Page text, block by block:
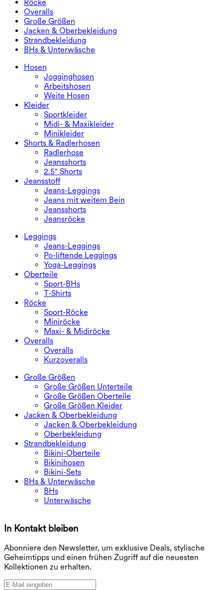
Jeansshorts
Jeansröcke
Po-liftende Leggings
Yoga-Leggings
Sport-BHs
T-Shirts
Röcke
Röcke
Sport-Röcke
Miniröcke
Maxi- & Midiröcke
Overalls
Overalls
Overalls
Kurzoveralls
Große Größen
Große Größen
Große Größen Unterteile
Große Größen Oberteile
Große Größen Kleider
Jacken & Oberbekleidung
Jacken & Oberbekleidung
Jacken & Oberbekleidung
Oberbekleidung
Strandbekleidung
Strandbekleidung
Bikini-Oberteile
Bikinihosen
Bikini-Sets
BHs & Unterwäsche
BHs & Unterwäsche
BHs
Unterwäsche
Hosen
Jogginghosen
Arbeitshosen
Weite Hosen
Kleider
Sportkleider
Midi- & Maxikleider
Minikleider
Shorts & Radlerhosen
Radlerhose
Jeansshorts
2.5" Shorts
Jeansstoff
Jeans-Leggings
Jeans mit weitem Bein
Jeansshorts
Jeansröcke
Leggings
Jeans-Leggings
Po-liftende Leggings
Yoga-Leggings
Oberteile
Sport-BHs
T-Shirts
Röcke
Sport-Röcke
Miniröcke
Maxi- & Midiröcke
Overalls
Overalls
Kurzoveralls
Große Größen
Große Größen Unterteile
Große Größen Oberteile
Große Größen Kleider
Jacken & Oberbekleidung
Jacken & Oberbekleidung
Oberbekleidung
Strandbekleidung
Bikini-Oberteile
Bikinihosen
Bikini-Sets
BHs & Unterwäsche
BHs
Unterwäsche
In Kontakt bleiben
Abonniere den Newsletter, um exklusive Deals, stylische
Geheimtipps und einen frühen Zugriff auf die neuesten
Kollektionen zu erhalten.